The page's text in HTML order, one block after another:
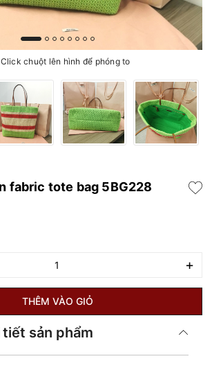
Click chuột lên hình để phóng to
fabric tote bag 5BG228
+
THÊM VÀO GIỎ
sản phẩm